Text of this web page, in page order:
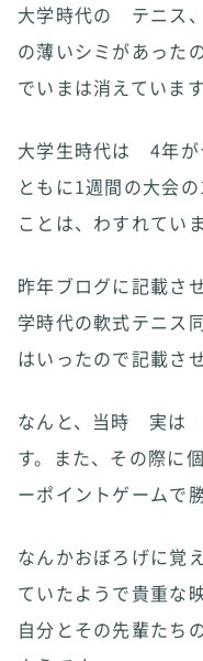
大学時代の テニス
の薄いシミがあった
でいまは消えています
大学生時代は 4年が
ともに1週間の大会
ことは、わすれてい
昨年ブログに記載さ
学時代の軟式テニス
はいったので記載さ
なんと、当時 実は
す。また、その際に
ーポイントゲームで
なんかおぼろげに覚
ていたようで貴重な
自分とその先輩たち